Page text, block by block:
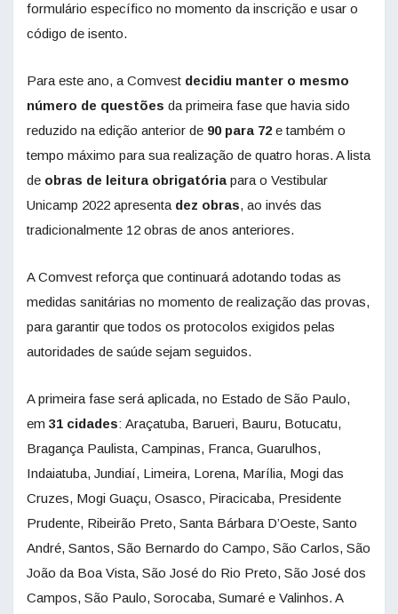
formulário específico no momento da inscrição e usar o
código de isento.
Para este ano, a Comvest decidiu manter o mesmo
número de questões da primeira fase que havia sido
reduzido na edição anterior de 90 para 72 e também o
tempo máximo para sua realização de quatro horas. A lista
de obras de leitura obrigatória para o Vestibular
Unicamp 2022 apresenta dez obras, ao invés das
tradicionalmente 12 obras de anos anteriores.
A Comvest reforça que continuará adotando todas as
medidas sanitárias no momento de realização das provas,
para garantir que todos os protocolos exigidos pelas
autoridades de saúde sejam seguidos.
A primeira fase será aplicada, no Estado de São Paulo,
em 31 cidades: Araçatuba, Barueri, Bauru, Botucatu,
Bragança Paulista, Campinas, Franca, Guarulhos,
Indaiatuba, Jundiaí, Limeira, Lorena, Marília, Mogi das
Cruzes, Mogi Guaçu, Osasco, Piracicaba, Presidente
Prudente, Ribeirão Preto, Santa Bárbara D’Oeste, Santo
André, Santos, São Bernardo do Campo, São Carlos, São
João da Boa Vista, São José do Rio Preto, São José dos
Campos, São Paulo, Sorocaba, Sumaré e Valinhos. A